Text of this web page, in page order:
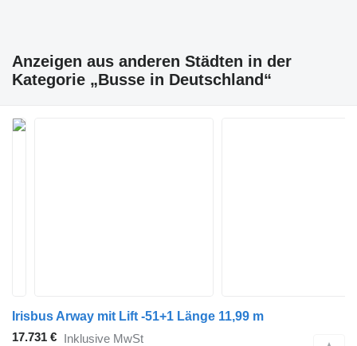
Anzeigen aus anderen Städten in der
Kategorie „Busse in Deutschland“
Irisbus Arway mit Lift -51+1 Länge 11,99 m
17.731 € Inklusive MwSt